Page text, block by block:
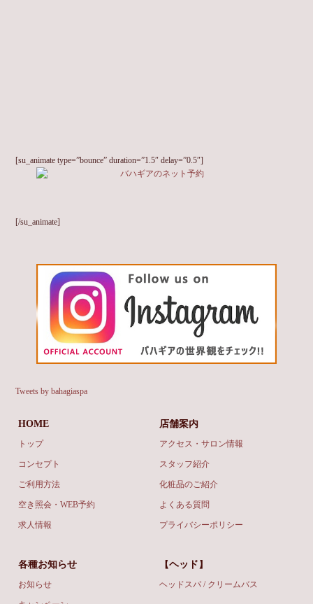
[su_animate type=”bounce” duration=”1.5″ delay=”0.5″]
[/su_animate]
Tweets by bahagiaspa
HOME
トップ
コンセプト
ご利用方法
空き照会・WEB予約
求人情報
店舗案内
アクセス・サロン情報
スタッフ紹介
化粧品のご紹介
よくある質問
プライバシーポリシー
各種お知らせ
お知らせ
【ヘッド】
ヘッドスパ / クリームバス